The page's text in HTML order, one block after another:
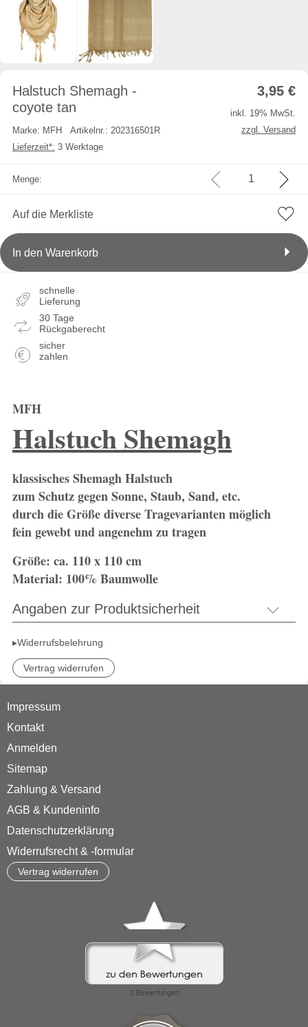
3,95 €
Halstuch Shemagh -
coyote tan
Marke: MFH Artikelnr.: 202316501R
Lieferzeit*: 3 Werktage
inkl. 19% MwSt.
zzgl. Versand
Menge:
Auf die Merkliste
In den Warenkorb
schnelle
Lieferung
30 Tage
Rückgaberecht
sicher
zahlen
MFH
Halstuch Shemagh
klassisches Shemagh Halstuch
zum Schutz gegen Sonne, Staub, Sand, etc.
durch die Größe diverse Tragevarianten möglich
fein gewebt und angenehm zu tragen
Größe: ca. 110 x 110 cm
Material: 100% Baumwolle
Angaben zur Produktsicherheit
▸Widerrufsbelehrung
Vertrag widerrufen
Impressum
Kontakt
Anmelden
Sitemap
Zahlung & Versand
AGB & Kundeninfo
Datenschutzerklärung
Widerrufsrecht & -formular
Vertrag widerrufen